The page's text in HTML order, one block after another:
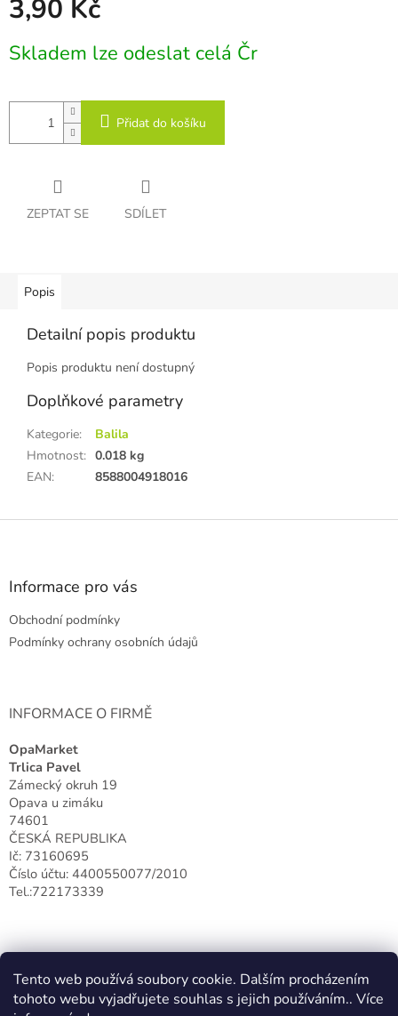
Tento web používá soubory cookie. Dalším procházením
tohoto webu vyjadřujete souhlas s jejich používáním.. Více
3,90 Kč
cena:
Skladem lze odeslat celá Čr
Přidat do košíku
ZEPTAT SE SDÍLET
Popis
Detailní popis produktu
Popis produktu není dostupný
Doplňkové parametry
Kategorie:
Balila
Hmotnost: 0.018 kg
EAN: 8588004918016
Z
Informace pro vás
Obchodní podmínky
Podmínky ochrany osobních údajů
INFORMACE O FIRMĚ
OpaMarket
Trlica Pavel
Zámecký okruh 19
Opava u zimáku
74601
ČESKÁ REPUBLIKA
Ič: 73160695
Číslo účtu: 4400550077/2010
Tel.:722173339